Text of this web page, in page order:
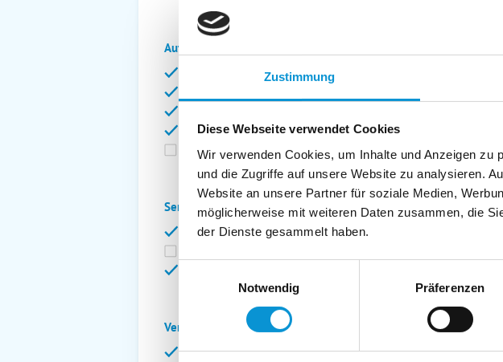
Zustimmung
Diese Webseite verwendet Cookies
Wir verwenden Cookies, um Inhalte und Anzeigen
und die Zugriffe auf unsere Website zu analysieren.
Website an unsere Partner für soziale Medien,
möglicherweise mit weiteren Daten zusammen, die
der Dienste gesammelt haben.
Notwendig
Präferenzen
Außenanlage:
Garten/Liegewiese
Terrasse
Kinderspielplatz
Balkon
Abstellraum
Service:
Bettwäsche inkl.
Geschirrtücher inkl.
Verpflegung:
Brötchenservice
Frühstück möglich